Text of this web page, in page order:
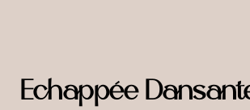
Echappée